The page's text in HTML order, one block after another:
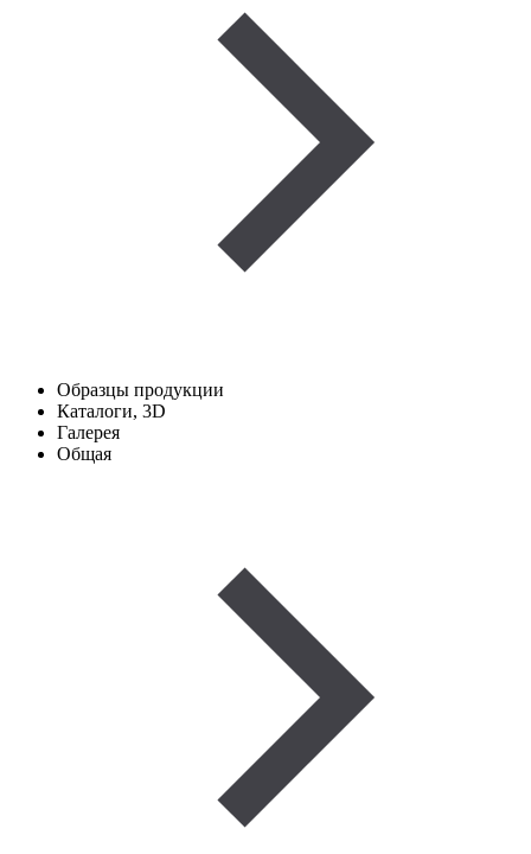
Образцы продукции
Каталоги, 3D
Галерея
Общая